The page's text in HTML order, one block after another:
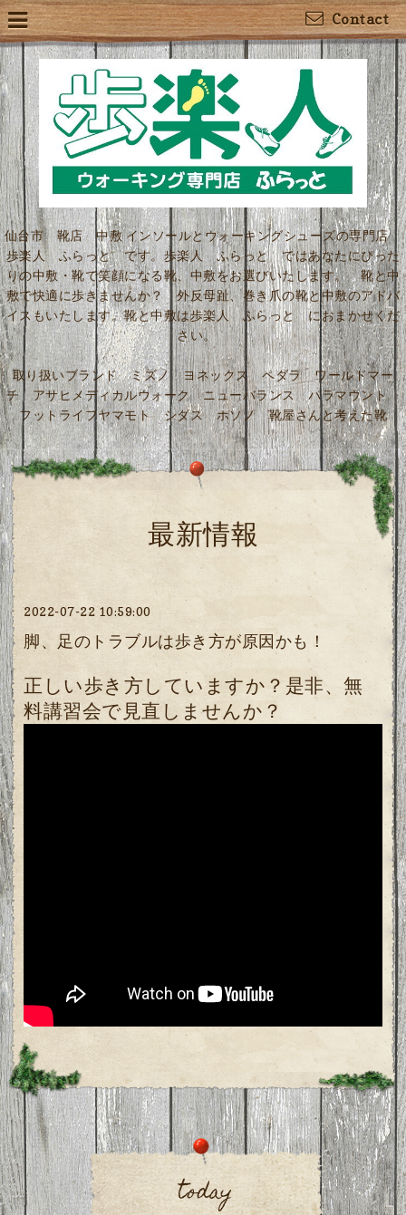
Contact
仙台市 靴店 中敷 インソールとウォーキングシューズの専門店
歩楽人 ふらっと です。歩楽人 ふらっと ではあなたにぴった
りの中敷・靴で笑顔になる靴、中敷をお選びいたします。 靴と中
敷で快適に歩きませんか？ 外反母趾、巻き爪の靴と中敷のアドバ
イスもいたします。靴と中敷は歩楽人 ふらっと におまかせくだ
さい。
取り扱いブランド ミズノ ヨネックス ペダラ ワールドマー
チ アサヒメディカルウォーク ニューバランス パラマウント
フットライフヤマモト シダス ホソノ 靴屋さんと考えた靴
最新情報
2022-07-22 10:59:00
脚、足のトラブルは歩き方が原因かも！
正しい歩き方していますか？是非、無
料講習会で見直しませんか？
today